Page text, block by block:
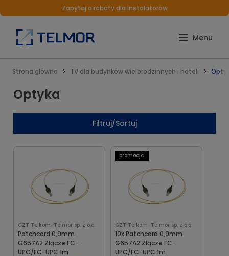
Zapytaj o rabaty dla Instalatorów
Strona główna TV dla budynków wielorodzinnych i hoteli
Optyka
Filtruj/Sortuj
GZT Telkom-Telmor sp. z o.o.
Patchcord 0,9mm
G657A2 Złącze FC-
UPC/FC-UPC 1m
GZT Telkom-Telmor sp. z o.o.
10x Patchcord 0,9mm
G657A2 Złącze FC-
UPC/FC-UPC 1m
promocja